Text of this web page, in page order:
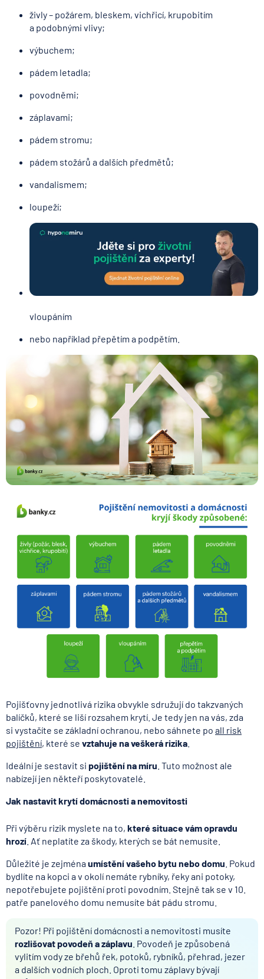
živly – požárem, bleskem, vichřicí, krupobitím
a podobnými vlivy;
výbuchem;
pádem letadla;
povodněmi;
záplavami;
pádem stromu;
pádem stožárů a dalších předmětů;
vandalismem;
loupeží;
vloupáním
nebo například přepětím a podpětím.
Pojišťovny jednotlivá rizika obvykle sdružují do takzvaných
balíčků, které se liší rozsahem krytí. Je tedy jen na vás, zda
si vystačíte se základní ochranou, nebo sáhnete po all risk
pojištění, které se vztahuje na veškerá rizika.
Ideální je sestavit si pojištění na míru. Tuto možnost ale
nabízejí jen někteří poskytovatelé.
Jak nastavit krytí domácnosti a nemovitosti
Při výběru rizik myslete na to, které situace vám opravdu
hrozí. Ať neplatíte za škody, kterých se bát nemusíte.
Důležité je zejména umístění vašeho bytu nebo domu. Pokud
bydlíte na kopci a v okolí nemáte rybníky, řeky ani potoky,
nepotřebujete pojištění proti povodním. Stejně tak se v 10.
patře panelového domu nemusíte bát pádu stromu.
Pozor! Při pojištění domácnosti a nemovitosti musíte
rozlišovat povodeň a záplavu. Povodeň je způsobená
vylitím vody ze břehů řek, potoků, rybníků, přehrad, jezer
a dalších vodních ploch. Oproti tomu záplavy bývají